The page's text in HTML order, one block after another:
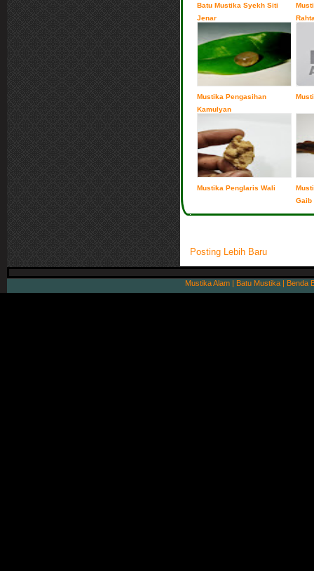
Batu Mustika Syekh Siti
Jenar
Mustika Pengasihan
Kamulyan
Mustika Penglaris Wali
Gaib
Posting Lebih Baru
Mustika Alam | Batu Mustika | Benda